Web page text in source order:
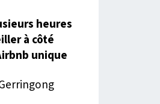
heures
à côté
unique